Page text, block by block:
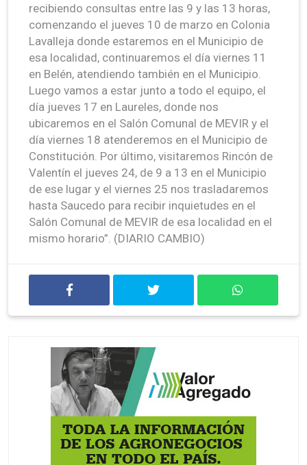
recibiendo consultas entre las 9 y las 13 horas,
comenzando el jueves 10 de marzo en Colonia
Lavalleja donde estaremos en el Municipio de
esa localidad, continuaremos el día viernes 11
en Belén, atendiendo también en el Municipio.
Luego vamos a estar junto a todo el equipo, el
día jueves 17 en Laureles, donde nos
ubicaremos en el Salón Comunal de MEVIR y el
día viernes 18 atenderemos en el Municipio de
Constitución. Por último, visitaremos Rincón de
Valentín el jueves 24, de 9 a 13 en el Municipio
de ese lugar y el viernes 25 nos trasladaremos
hasta Saucedo para recibir inquietudes en el
Salón Comunal de MEVIR de esa localidad en el
mismo horario”. (DIARIO CAMBIO)